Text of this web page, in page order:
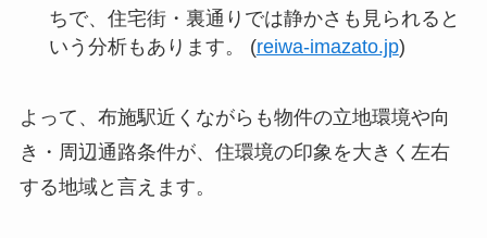
ちで、住宅街・裏通りでは静かさも見られると
いう分析もあります。 (reiwa-imazato.jp)
よって、布施駅近くながらも物件の立地環境や向
き・周辺通路条件が、住環境の印象を大きく左右
する地域と言えます。